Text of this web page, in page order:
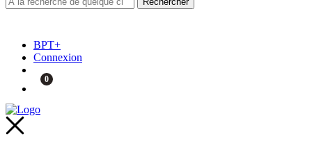
BPT+
Connexion
0